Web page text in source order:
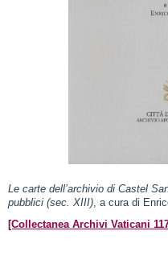
Le carte dell’archivio di Castel
pubblici (sec. XIII), a cura di
[Collectanea Archivi Vaticani